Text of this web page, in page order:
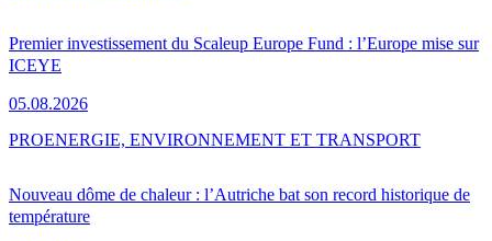
Premier investissement du Scaleup Europe Fund : l’Europe mise sur
ICEYE
05.08.2026
Nouveau dôme de chaleur : l’Autriche bat son record historique de
température
PROENERGIE, ENVIRONNEMENT ET TRANSPORT